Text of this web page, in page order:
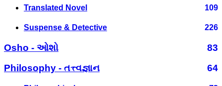
Translated Novel 109
Suspense & Detective 226
Osho - ઓશો
83
Philosophy - તત્ત્વજ્ઞાન
64